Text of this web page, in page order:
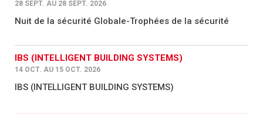
28 SEPT. AU 28 SEPT. 2026
Nuit de la sécurité Globale-Trophées de la sécurité
IBS (INTELLIGENT BUILDING SYSTEMS)
14 OCT. AU 15 OCT. 2026
IBS (INTELLIGENT BUILDING SYSTEMS)